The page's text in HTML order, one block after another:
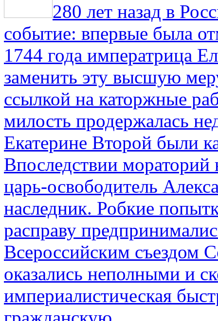
280 лет назад в
событие: впервые была
1744 года императрица
заменить эту высшую
ссылкой на каторжные
милость продержалась
Екатерине Второй были
Впоследствии мораторий
царь-освободитель
наследник. Робкие
расправу
Всероссийским съездом
оказались неполными и
империалистическая